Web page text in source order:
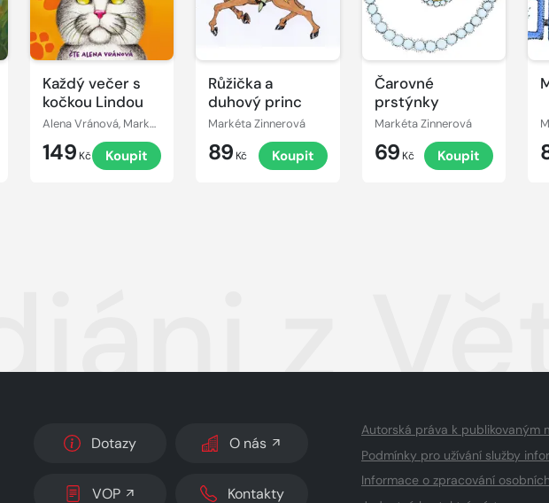
Každý večer s
kočkou Lindou
Alena Vránová, Markéta Zinnerová
149 Kč Koupit
Růžička a
duhový princ
Markéta Zinnerová
89 Kč Koupit
Čarovné
prstýnky
Markéta Zinnerová
69 Kč Koupit
z
Dotazy O nás
VOP Kontakty
Autorská práva k publikovaným
Podmínky pro užívání služby
Informace o zpracování